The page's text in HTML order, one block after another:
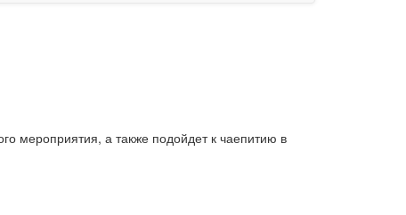
мероприятия, а также подойдет к чаепитию в